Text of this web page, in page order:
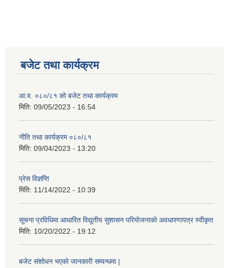
बजेट तथा कार्यक्रम
आ.व. ०८०/८१ को बजेट तथा कार्यक्रम
मिति: 09/05/2023 - 16:54
नीति तथा कार्यक्रम ०८०/८१
मिति: 09/04/2023 - 13:20
प्रेस विज्ञप्ति
मिति: 11/14/2022 - 10:39
सूचना प्रविधिमा आधारित विद्यूतीय सुशासन परियाेजनाकाे अवधारणापत्र स्वीकृत
मिति: 10/20/2022 - 19:12
बजेट संशोधन भएको जानकारी सम्वन्धमा |